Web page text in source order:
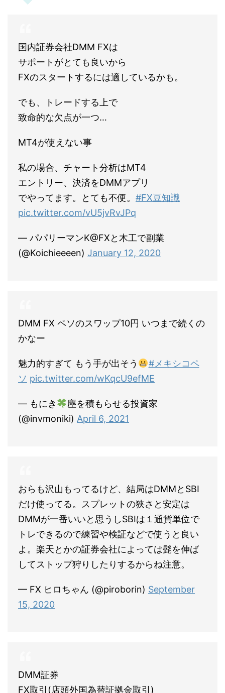
国内証券会社DMM FXは
サポートがとても良いから
FXのスタートするには適しているかも。
でも、トレードする上で
致命的な欠点が一つ…
MT4が使えない事
私の場合、チャート分析はMT4
エントリー、決済をDMMアプリ
でやってます。とても不便。 #FX豆知識
pic.twitter.com/vU5jvRvJPq
— パパリーマンK@FXと木工で副業
(@Koichieeeen) January 12, 2020
DMM FX ペソのスワップ10円 いつまで続くの
かなー
魅力的すぎて もう手が出そう
#メキシコペ
ソ pic.twitter.com/wKqcU9efME
— もにき
塵を積もらせる投資家
(@invmoniki) April 6, 2021
おらも沢山もってるけど、結局はDMMとSBI
だけ使ってる。スプレットの狭さと安定は
DMMが一番いいと思うしSBIは１通貨単位で
トレできるので練習や検証などで使うと良い
よ。楽天とかの証券会社によっては髭を伸ば
してストップ狩りしたりするからね注意。
— FX ヒロちゃん (@piroborin) September
15, 2020
DMM証券
FX取引(店頭外国為替証拠金取引)